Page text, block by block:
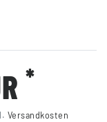
*
Versandkosten